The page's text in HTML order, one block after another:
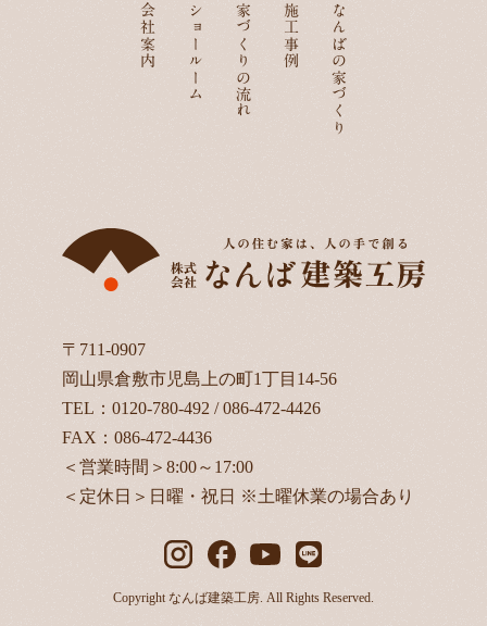
なんばの家づくり
施工事例
家づくりの流れ
ショールーム
会社案内
〒711-0907
岡山県倉敷市児島上の町1丁目14-56
TEL： 0120-780-492 /086-472-4426
FAX：086-472-4436
＜営業時間＞8:00～17:00
＜定休日＞日曜・祝日 ※土曜休業の場合あり
Copyright なんば建築工房. All Rights Reserved.